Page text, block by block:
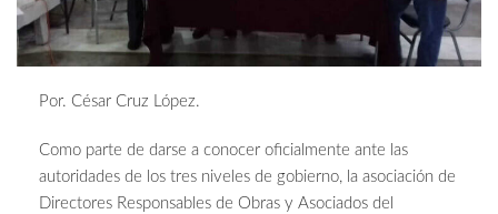
Por. César Cruz López.
Como parte de darse a conocer oficialmente ante las
autoridades de los tres niveles de gobierno, la asociación de
Directores Responsables de Obras y Asociados del